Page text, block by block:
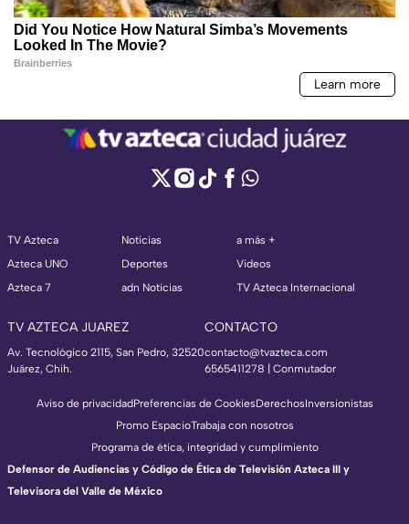
TV Azteca
Azteca UNO
Azteca 7
Noticias
Deportes
adn Noticias
a más +
Videos
TV Azteca Internacional
TV AZTECA JUAREZ
Av. Tecnológico 2115, San Pedro, 32520
Juárez, Chih.
CONTACTO
contacto@tvazteca.com
6565411278 | Conmutador
Aviso de privacidadPreferencias de CookiesDerechosInversionistas
Promo EspacioTrabaja con nosotros
Programa de ética, integridad y cumplimiento
Defensor de Audiencias y Código de Ética de Televisión Azteca III y
Televisora del Valle de México